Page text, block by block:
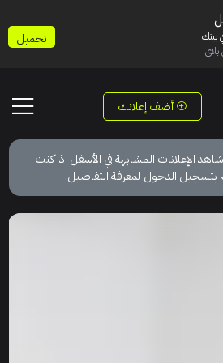
أضف إعلانك
الإعلانات المشابهة في الأسفل اذا كنت
الدخول لمعرفة التفاصيل.
بيتك
تحميل